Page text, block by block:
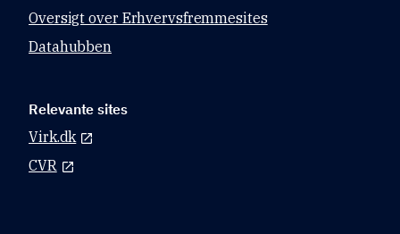
Oversigt over Erhvervsfremmesites
Datahubben
Relevante sites
Virk.dk
CVR